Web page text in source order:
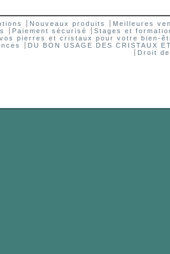
Nouveaux produits
Meilleures
Paiement sécurisé
Stages et
pierres et cristaux pour votre bien-
DU BON USAGE DES CRISTAUX
Droit